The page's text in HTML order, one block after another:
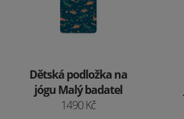
Dětská podložka na
jógu Malý badatel
1490 Kč